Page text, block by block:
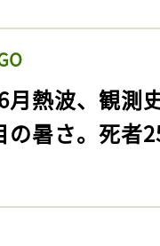
月熱波、観
の暑さ。死者